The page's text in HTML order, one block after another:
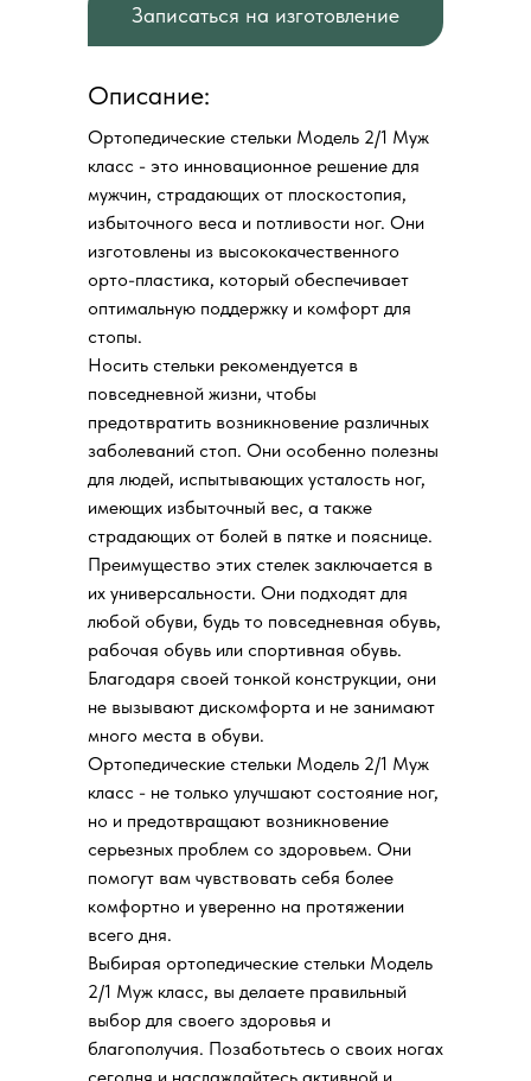
Записаться на изготовление
Описание:
Ортопедические стельки Модель 2/1 Муж
класс - это инновационное решение для
мужчин, страдающих от плоскостопия,
избыточного веса и потливости ног. Они
изготовлены из высококачественного
орто-пластика, который обеспечивает
оптимальную поддержку и комфорт для
стопы.
Носить стельки рекомендуется в
повседневной жизни, чтобы
предотвратить возникновение различных
заболеваний стоп. Они особенно полезны
для людей, испытывающих усталость ног,
имеющих избыточный вес, а также
страдающих от болей в пятке и пояснице.
Преимущество этих стелек заключается в
их универсальности. Они подходят для
любой обуви, будь то повседневная обувь,
рабочая обувь или спортивная обувь.
Благодаря своей тонкой конструкции, они
не вызывают дискомфорта и не занимают
много места в обуви.
Ортопедические стельки Модель 2/1 Муж
класс - не только улучшают состояние ног,
но и предотвращают возникновение
серьезных проблем со здоровьем. Они
помогут вам чувствовать себя более
комфортно и уверенно на протяжении
всего дня.
Выбирая ортопедические стельки Модель
2/1 Муж класс, вы делаете правильный
выбор для своего здоровья и
благополучия. Позаботьтесь о своих ногах